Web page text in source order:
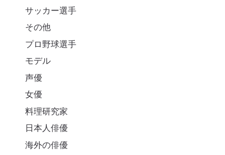
サッカー選手
その他
プロ野球選手
モデル
声優
女優
料理研究家
日本人俳優
海外の俳優